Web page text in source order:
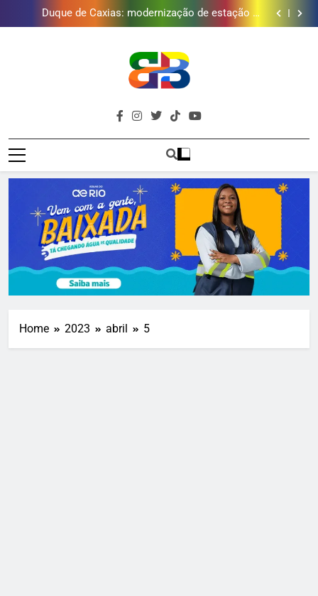
tratamento reforça abastecimento de água
Guanabara tem diversas opções de vinhos para
presentear o seu pai. Descubra como escolher o que
Gastro Samba reúne Nosso Sentimento e Gustavo
Golfe e fortalece projeto que atende 140 crianças
Duque de Caxias: modernização de estação de
tratamento reforça abastecimento de água
Guanabara tem diversas opções de vinhos para
presentear o seu pai. Descubra como escolher o que
mais combina com ele
Gastro Samba reúne Nosso Sentimento e Gustavo
Lins em Nova Iguaçu neste fim de semana
Brava
Baixada
Baixada Fluminense Em Destaque!
Home 2023 abril 5